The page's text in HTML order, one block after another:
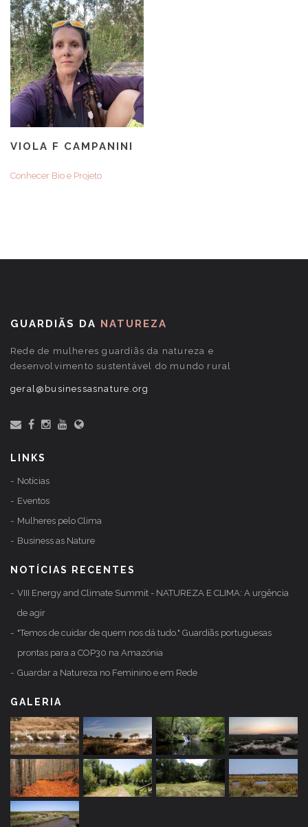
VIOLA F CAMPANINI
Conhecer Bio e Projeto
GUARDIÃS DA NATUREZA
Rede de mulheres guardiãs da natureza e
desenvolvimento sustentável do mundo rural
geral@businessasnature.org
LINKS
Notícias
Eventos
Mulheres pelo Clima
Business as Nature
NOTÍCIAS RECENTES
VIII Energy and Climate Summit - NATUREZA E CLIMA: A urgência
de agir
"Temos de cuidar de quem nos dá tudo." Guardiãs portuguesas
prontas para a COP30 na Amazónia
Guardar a Natureza no Feminino e em Rede
GALERIA